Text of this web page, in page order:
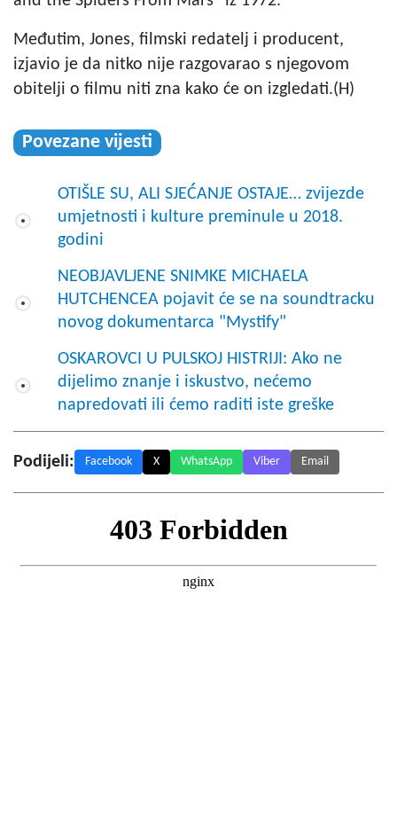
Međutim, Jones, filmski redatelj i producent,
izjavio je da nitko nije razgovarao s njegovom
obitelji o filmu niti zna kako će on izgledati.(H)
Povezane vijesti
OTIŠLE SU, ALI SJEĆANJE OSTAJE… zvijezde
umjetnosti i kulture preminule u 2018.
godini
NEOBJAVLJENE SNIMKE MICHAELA
HUTCHENCEA pojavit će se na soundtracku
novog dokumentarca "Mystify"
OSKAROVCI U PULSKOJ HISTRIJI: Ako ne
dijelimo znanje i iskustvo, nećemo
napredovati ili ćemo raditi iste greške
Podijeli: Facebook X WhatsApp Viber Email